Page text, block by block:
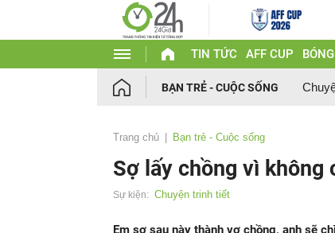
TIN TỨC AFF CUP
BẠN TRẺ - CUỘC SỐNG
Trang chủ Bạn trẻ - Cuộc sống
Sợ lấy chồng vì không
Sự kiện: Chuyện trinh tiết
Em sợ sau này thành vợ chồng, anh sẽ